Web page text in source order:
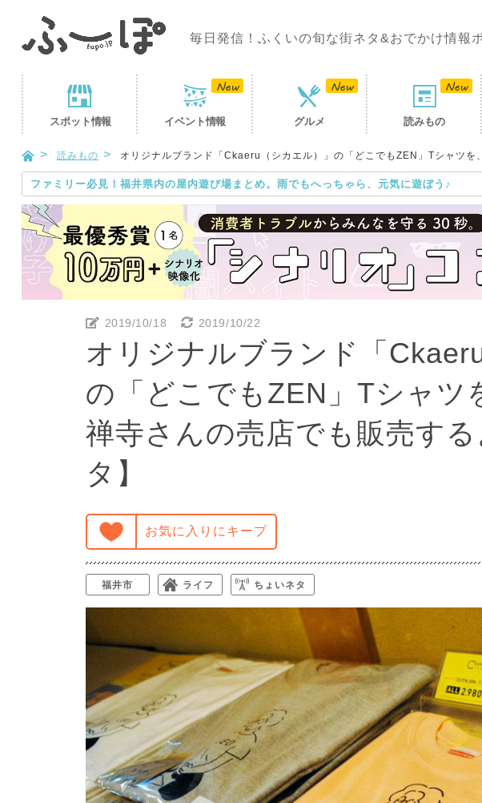
毎日発信！ふくいの旬な街ネタ&おでかけ情報
スポット情報 イベント情報 グルメ 読みもの
読みもの オリジナルブランド「Ckaeru（シカエル）」の「どこでもZEN」Tシャツを
ファミリー必見！福井県内の屋内遊び場まとめ。雨でもへっちゃら、元気に遊ぼう♪
2019/10/18 2019/10/22
オリジナルブランド「
の「どこでもZEN」Tシャツ
禅寺さんの売店でも販売す
タ】
お気に入りにキープ
福井市 ライフ ちょいネタ